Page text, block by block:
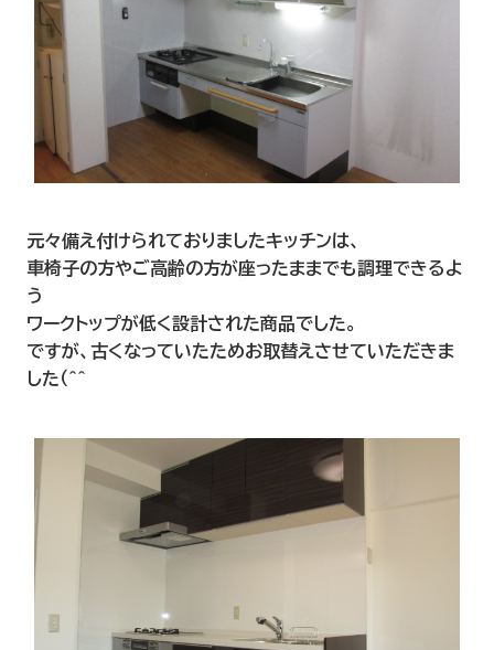
元々備え付けられておりましたキッチンは、
車椅子の方やご高齢の方が座ったままでも調理できるよ
う
ワークトップが低く設計された商品でした。
ですが、古くなっていたためお取替えさせていただきま
した（＾＾